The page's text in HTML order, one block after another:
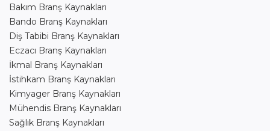
Bakım Branş Kaynakları
Bando Branş Kaynakları
Diş Tabibi Branş Kaynakları
Eczacı Branş Kaynakları
İkmal Branş Kaynakları
İstihkam Branş Kaynakları
Kimyager Branş Kaynakları
Mühendis Branş Kaynakları
Sağlık Branş Kaynakları